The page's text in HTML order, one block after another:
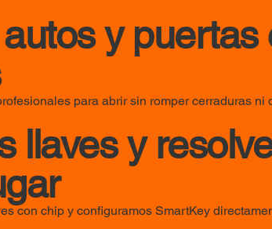
y
para abrir sin romper cerraduras
llaves y
con chip y configuramos SmartKey